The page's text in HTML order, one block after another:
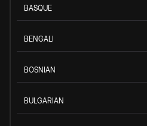
BASQUE
BENGALI
BOSNIAN
BULGARIAN